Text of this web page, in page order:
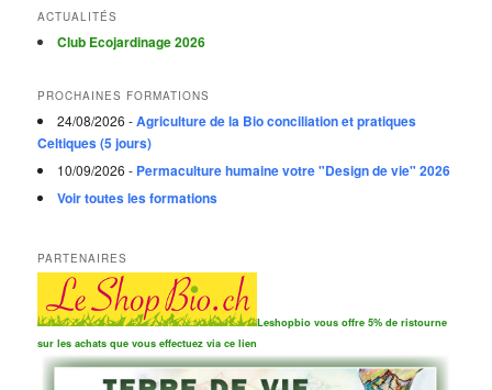
ACTUALITÉS
Club Ecojardinage 2026
PROCHAINES FORMATIONS
24/08/2026 -Agriculture de la Bio conciliation et pratiques
Celtiques (5 jours)
10/09/2026 - Permaculture humaine votre "Design de vie" 2026
Voir toutes les formations
PARTENAIRES
Leshopbio vous offre 5% de ristourne
sur les achats que vous effectuez via ce lien